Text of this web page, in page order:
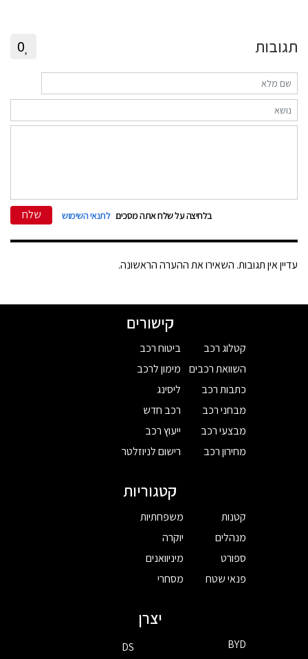
תגובות 0
בלחיצה על שלח אתה מסכים לתנאי השימוש שלח
עדיין אין תגובות. השאירו את ההערה הראשונה.
קישורים
קטלוג רכב
השוואת רכבים
כתבות רכב
מבחני רכב
מבצעי רכב
מחירון רכב
ביטוח רכב
מימון לרכב
ליסינג
רכב חדש
ייעוץ רכב
רישום לניוזלטר
קטגוריות
קטנות
מנהלים
ספורט
פנאי שטח
משפחתיות
יוקרה
מיניוואנים
מסחרי
יצרן
BYD
DS